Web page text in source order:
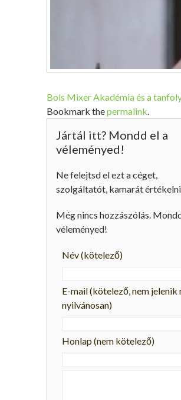
Bols Mixer Akadémia és a
Bookmark thepermalink.
Jártál itt? Mondd el a
véleményed!
Ne felejtsd el ezt a céget,
szolgáltatót, kamarát
Még nincs hozzászólás.
véleményed!
Név(kötelező)
E-mail(kötelező, nem jelenik
nyilvánosan)
Honlap (nem kötelező)